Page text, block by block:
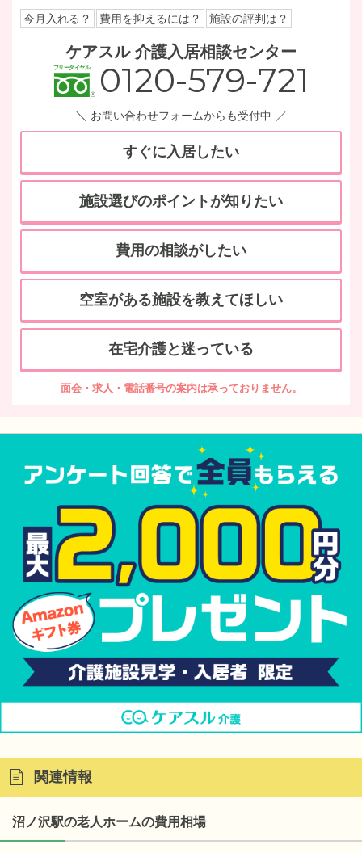
今月入れる？ 費用を抑えるには？ 施設の評判は？
ケアスル 介護入居相談センター
0120-579-721
お問い合わせフォームからも受付中
すぐに入居したい
施設選びのポイントが知りたい
費用の相談がしたい
空室がある施設を教えてほしい
在宅介護と迷っている
面会・求人・電話番号の案内は承っておりません。
関連情報
沼ノ沢駅の老人ホームの費用相場